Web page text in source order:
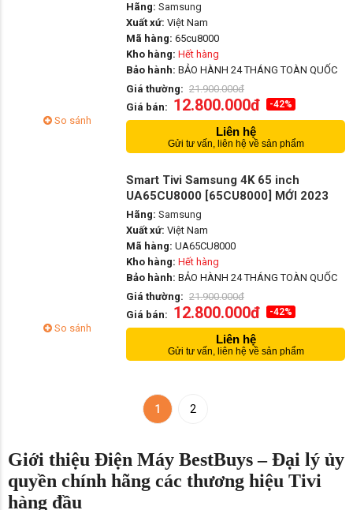
So sánh
Hãng: Samsung
Xuất xứ: Việt Nam
Mã hàng: 65cu8000
Kho hàng: Hết hàng
Bảo hành: BẢO HÀNH 24 THÁNG TOÀN QUỐC
Giá thường: 21.900.000đ
Giá bán: 12.800.000đ -42%
Liên hệ
Gửi tư vấn, liên hệ về sản phẩm
So sánh
Smart Tivi Samsung 4K 65 inch
UA65CU8000 [65CU8000] MỚI 2023
Hãng: Samsung
Xuất xứ: Việt Nam
Mã hàng: UA65CU8000
Kho hàng: Hết hàng
Bảo hành: BẢO HÀNH 24 THÁNG TOÀN QUỐC
Giá thường: 21.900.000đ
Giá bán: 12.800.000đ -42%
Liên hệ
Gửi tư vấn, liên hệ về sản phẩm
1 2
Giới thiệu Điện Máy BestBuys – Đại lý ủy
quyền chính hãng các thương hiệu Tivi
hàng đầu